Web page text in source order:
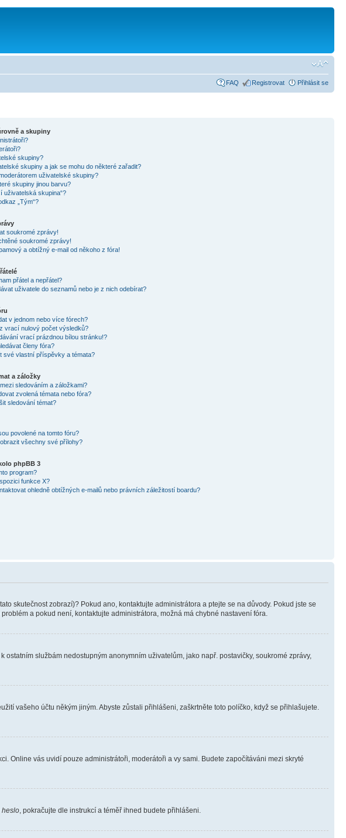
FAQ Registrovat Přihlásit se
a skupiny
skupiny?
skupiny a jak se mohu do některé zařadit?
uživatelské skupiny?
skupiny jinou barvu?
uživatelská skupina“?
„Tým“?
soukromé zprávy!
soukromé zprávy!
a obtížný e-mail od někoho z fóra!
přátel a nepřátel?
uživatele do seznamů nebo je z nich odebírat?
v jednom nebo více fórech?
vrací nulový počet výsledků?
vrací prázdnou bílou stránku!?
členy fóra?
své vlastní příspěvky a témata?
a záložky
sledováním a záložkami?
zvolená témata nebo fóra?
sledování témat?
povolené na tomto fóru?
všechny své přílohy?
phpBB 3
program?
funkce X?
ohledně obtížných e-mailů nebo právních záležitostí boardu?
skutečnost zobrazí)? Pokud ano, kontaktujte administrátora a ptejte se na důvody. Pokud jste se
a pokud není, kontaktujte administrátora, možná má chybné nastavení fóra.
službám nedostupným anonymním uživatelům, jako např. postavičky, soukromé zprávy,
vašeho účtu někým jiným. Abyste zůstali přihlášeni, zaškrtněte toto políčko, když se přihlašujete.
Online vás uvidí pouze administrátoři, moderátoři a vy sami. Budete započítáváni mezi skryté
heslo , pokračujte dle instrukcí a téměř ihned budete přihlášeni.